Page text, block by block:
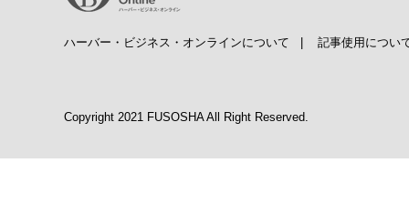
ハーバー・ビジネス・オンラインについて | 記事使用につい
Copyright 2021 FUSOSHA All Right Reserved.